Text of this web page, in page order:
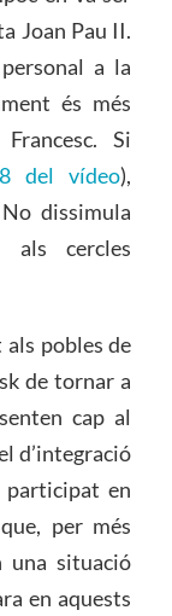
Joan Pau II.
a la
és més
Si
del vídeo),
dissimula
als cercles
als pobles de
de tornar a
cap al
d’integració
participat en
per més
una situació
en aquests